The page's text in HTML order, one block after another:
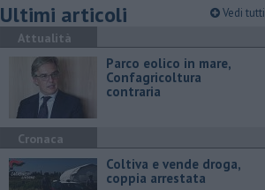
Ultimi articoli Vedi tutti
Attualità
Parco eolico in mare,
Confagricoltura
contraria
Cronaca
Coltiva e vende droga,
coppia arrestata